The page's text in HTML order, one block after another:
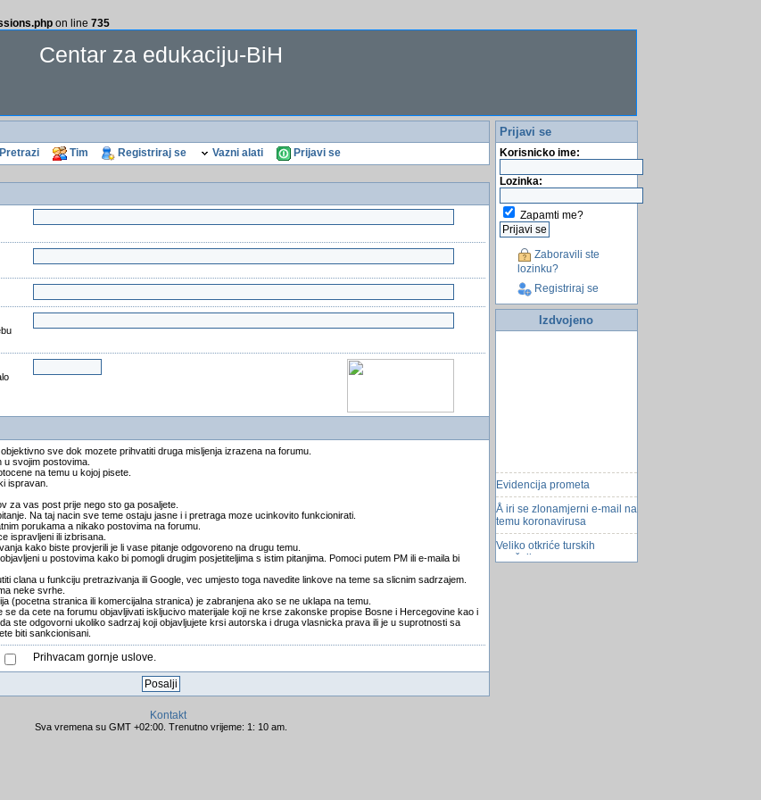
on line 735
Centar za edukaciju-BiH
Pretrazi Tim Registriraj se Vazni alati Prijavi se
sve dok mozete prihvatiti druga misljenja izrazena na forumu.
svojim postovima.
na temu u kojoj pisete.
ispravan.
za vas post prije nego sto ga posaljete.
Na taj nacin sve teme ostaju jasne i i pretraga moze ucinkovito funkcionirati.
porukama a nikako postovima na forumu.
ispravljeni ili izbrisana.
kako biste provjerili je li vase pitanje odgovoreno na drugu temu.
u postovima kako bi pomogli drugim posjetiteljima s istim pitanjima. Pomoci putem PM ili e-maila bi
clana u funkciju pretrazivanja ili Google, vec umjesto toga navedite linkove na teme sa slicnim sadrzajem.
neke svrhe.
(pocetna stranica ili komercijalna stranica) je zabranjena ako se ne uklapa na temu.
se da cete na forumu objavljivati iskljucivo materijale koji ne krse zakonske propise Bosne i Hercegovine kao i
ste odgovorni ukoliko sadrzaj koji objavljujete krsi autorska i druga vlasnicka prava ili je u suprotnosti sa
biti sankcionisani.
Prihvacam gornje uslove.
Kontakt
Sva vremena su GMT +02:00. Trenutno vrijeme: 1: 10 am.
Prijavi se
Korisnicko ime:
Lozinka:
Zapamti me?
Zaboravili ste
lozinku?
Registriraj se
Izdvojeno
Evidencija prometa
Å iri se zlonamjerni e-mail na
temu koronavirusa
Veliko otkriće turskih
naučnika